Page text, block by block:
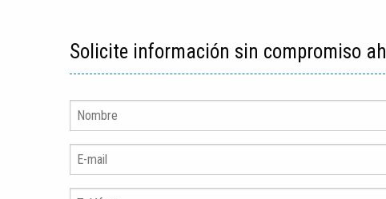
Solicite información sin compromiso